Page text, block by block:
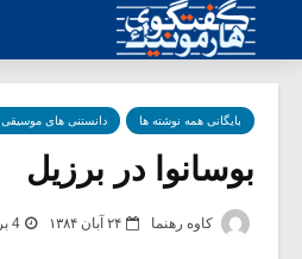
بایگانی همه نوشته ها دانستنی های موسیقی
بوسانوا در برزیل
کاوه رهنما ۲۴ آبان ۱۳۸۴ 4 برچسب -